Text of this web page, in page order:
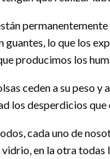
guantes, lo que los
producimos los
ceden a su peso
los desperdicios
cada uno de
en la otra todas